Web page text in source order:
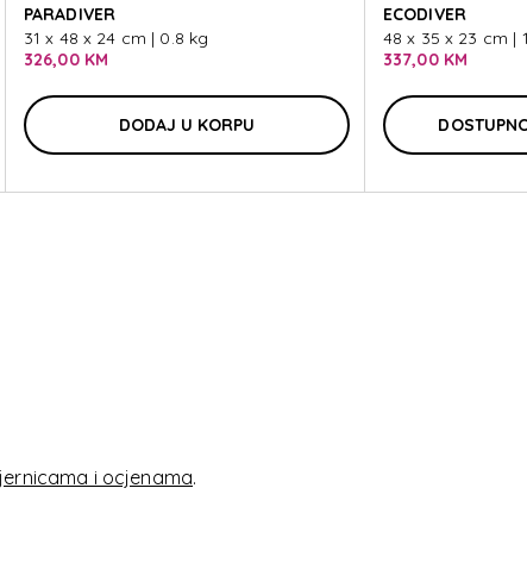
PARADIVER
31 x 48 x 24 cm | 0.8 kg
326,00 KM
DODAJ U KORPU
ECODIVER
48 x 35 x 23 cm |
337,00 KM
i ocjenama.